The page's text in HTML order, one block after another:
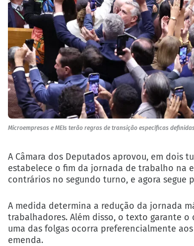
Microempresas e MEIs terão regras de transição específicas
A Câmara dos Deputados aprovou, em dois
estabelece o fim da jornada de trabalho na
contrários no segundo turno, e agora segue
A medida determina a redução da jornada
trabalhadores. Além disso, o texto garante
uma das folgas ocorra preferencialmente
emenda.